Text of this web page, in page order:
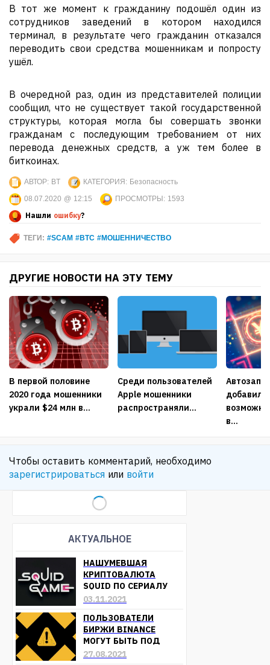
В тот же момент к гражданину подошёл один из
сотрудников заведений в котором находился
терминал, в результате чего гражданин отказался
переводить свои средства мошенникам и попросту
ушёл.
В очередной раз, один из представителей полиции
сообщил, что не существует такой государственной
структуры, которая могла бы совершать звонки
гражданам с последующим требованием от них
перевода денежных средств, а уж тем более в
биткоинах.
АВТОР: BT КАТЕГОРИЯ: Безопасность
08.07.2020 @ 12:15
ПРОСМОТРЫ: 1593
Нашли ошибку?
ТЕГИ: #SCAM #BTC #МОШЕННИЧЕСТВО
ДРУГИЕ НОВОСТИ НА ЭТУ ТЕМУ
В первой половине
2020 года мошенники
украли $24 млн в...
Среди пользователей
Apple мошенники
распространяли...
добавили
в...
Чтобы оставить комментарий, необходимо
зарегистрироваться или войти
АКТУАЛЬНОЕ
НАШУМЕВШАЯ
КРИПТОВАЛЮТА
SQUID ПО СЕРИАЛУ
«ИГРА В КАЛЬМАРА»
03.11.2021
ПОЛЬЗОВАТЕЛИ
БИРЖИ BINANCE
МОГУТ БЫТЬ ПОД
УГРОЗОЙ ПОТЕРИ
27.08.2021